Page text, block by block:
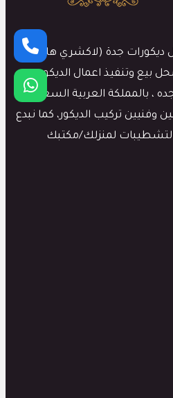
ديكورات جدة (لاكشري هاوس)،
بيع وتنفيذ اعمال الديكور
، بالمملكة العربية السعودية،
تركيب الديكور، كما نبدع
التشطيبات لمنزلك/مكتبك